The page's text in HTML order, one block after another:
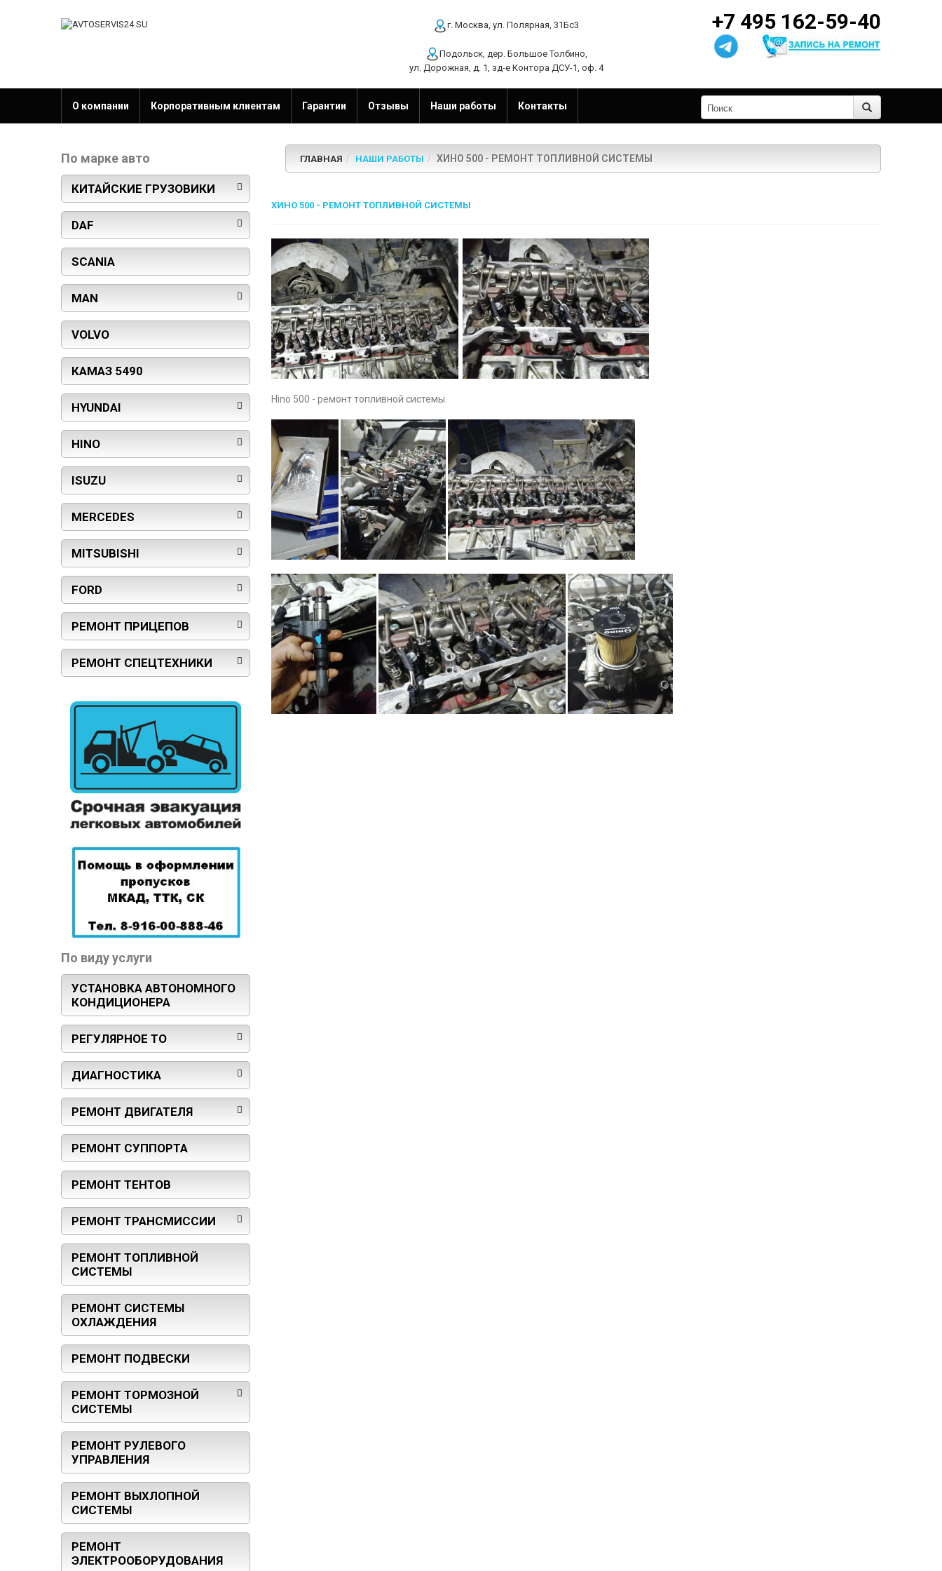
г. Москва, ул. Полярная, 31Бс3
Подольск, дер. Большое Толбино,
ул. Дорожная, д. 1, зд-е Контора ДСУ-1, оф. 4
+7 495 162-59-40
О компании Корпоративным клиентам Гарантии Отзывы Наши работы Контакты
По марке авто
КИТАЙСКИЕ ГРУЗОВИКИ
DAF
SCANIA
MAN
VOLVO
КАМАЗ 5490
HYUNDAI
HINO
ISUZU
MERCEDES
MITSUBISHI
FORD
РЕМОНТ ПРИЦЕПОВ
РЕМОНТ СПЕЦТЕХНИКИ
По виду услуги
УСТАНОВКА АВТОНОМНОГО
КОНДИЦИОНЕРА
РЕГУЛЯРНОЕ ТО
ДИАГНОСТИКА
РЕМОНТ ДВИГАТЕЛЯ
РЕМОНТ СУППОРТА
РЕМОНТ ТЕНТОВ
РЕМОНТ ТРАНСМИССИИ
РЕМОНТ ТОПЛИВНОЙ
СИСТЕМЫ
РЕМОНТ СИСТЕМЫ
ОХЛАЖДЕНИЯ
РЕМОНТ ПОДВЕСКИ
РЕМОНТ ТОРМОЗНОЙ
СИСТЕМЫ
РЕМОНТ РУЛЕВОГО
УПРАВЛЕНИЯ
РЕМОНТ ВЫХЛОПНОЙ
СИСТЕМЫ
РЕМОНТ
ЭЛЕКТРООБОРУДОВАНИЯ
ГЛАВНАЯ НАШИ РАБОТЫ ХИНО 500 - РЕМОНТ ТОПЛИВНОЙ СИСТЕМЫ
ХИНО 500 - РЕМОНТ ТОПЛИВНОЙ СИСТЕМЫ
Hino 500 - ремонт топливной системы.